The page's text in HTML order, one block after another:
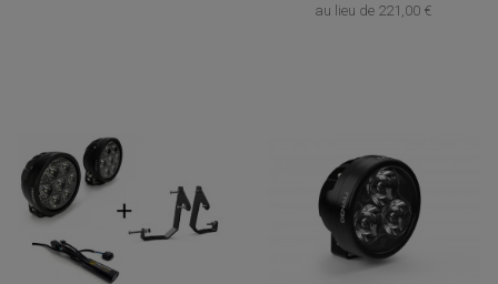
au lieu de 221,00 €